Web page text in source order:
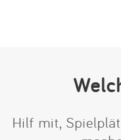
Hilf mit,